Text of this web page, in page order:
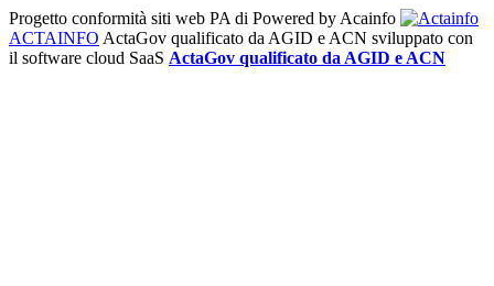
Progetto conformità siti web PA di Powered by Acainfo
ACTAINFO ActaGov qualificato da AGID e ACN sviluppato con
il software cloud SaaS ActaGov qualificato da AGID e ACN